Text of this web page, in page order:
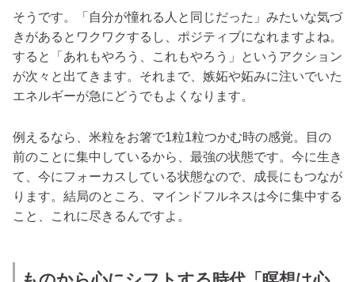
そうです。「自分が憧れる人と同じだった」みたいな気づ
きがあるとワクワクするし、ポジティブになれますよね。
すると「あれもやろう、これもやろう」というアクション
が次々と出てきます。それまで、嫉妬や妬みに注いでいた
エネルギーが急にどうでもよくなります。
例えるなら、米粒をお箸で1粒1粒つかむ時の感覚。目の
前のことに集中しているから、最強の状態です。今に生き
て、今にフォーカスしている状態なので、成長にもつなが
ります。結局のところ、 マインドフルネスは今に集中する
こと、これに尽きる んですよ。